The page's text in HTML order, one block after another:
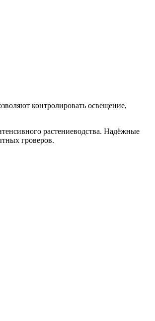
контролировать освещение,
растениеводства. Надёжные
гроверов.